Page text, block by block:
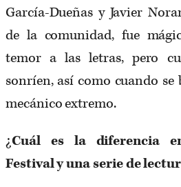
García-Dueñas y Javier
de la comunidad, fue
temor a las letras, pero
sonríen, así como cuando se
mecánico extremo.
¿Cuál es la diferencia
Festival y una serie de